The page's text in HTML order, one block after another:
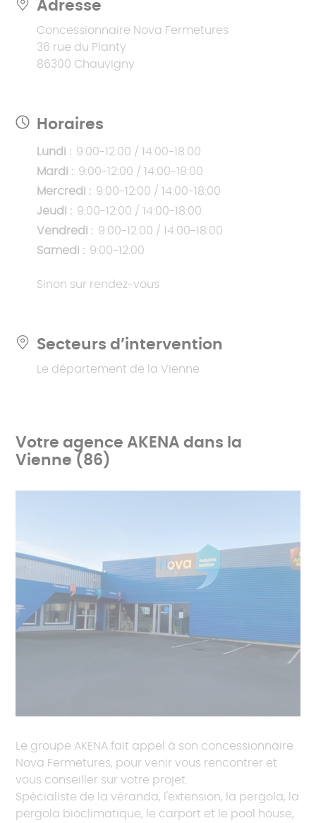
Adresse
Concessionnaire Nova Fermetures
36 rue du Planty
86300 Chauvigny
Horaires
Lundi : 9:00-12:00 / 14:00-18:00
Mardi : 9:00-12:00 / 14:00-18:00
Mercredi : 9:00-12:00 / 14:00-18:00
Jeudi : 9:00-12:00 / 14:00-18:00
Vendredi : 9:00-12:00 / 14:00-18:00
Samedi : 9:00-12:00
Sinon sur rendez-vous
Secteurs d’intervention
Le département de la Vienne
Votre agence AKENA dans la
Vienne (86)
Le groupe AKENA fait appel à son concessionnaire
Nova Fermetures, pour venir vous rencontrer et
vous conseiller sur votre projet.
Spécialiste de la véranda, l'extension, la pergola, la
pergola bioclimatique, le carport et le pool house,